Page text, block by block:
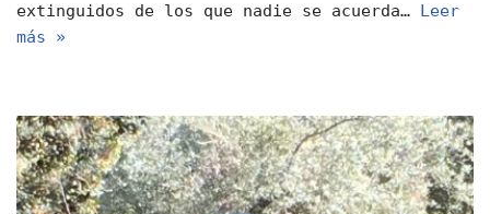
extinguidos de los que nadie se acuerda…
Leer
más »